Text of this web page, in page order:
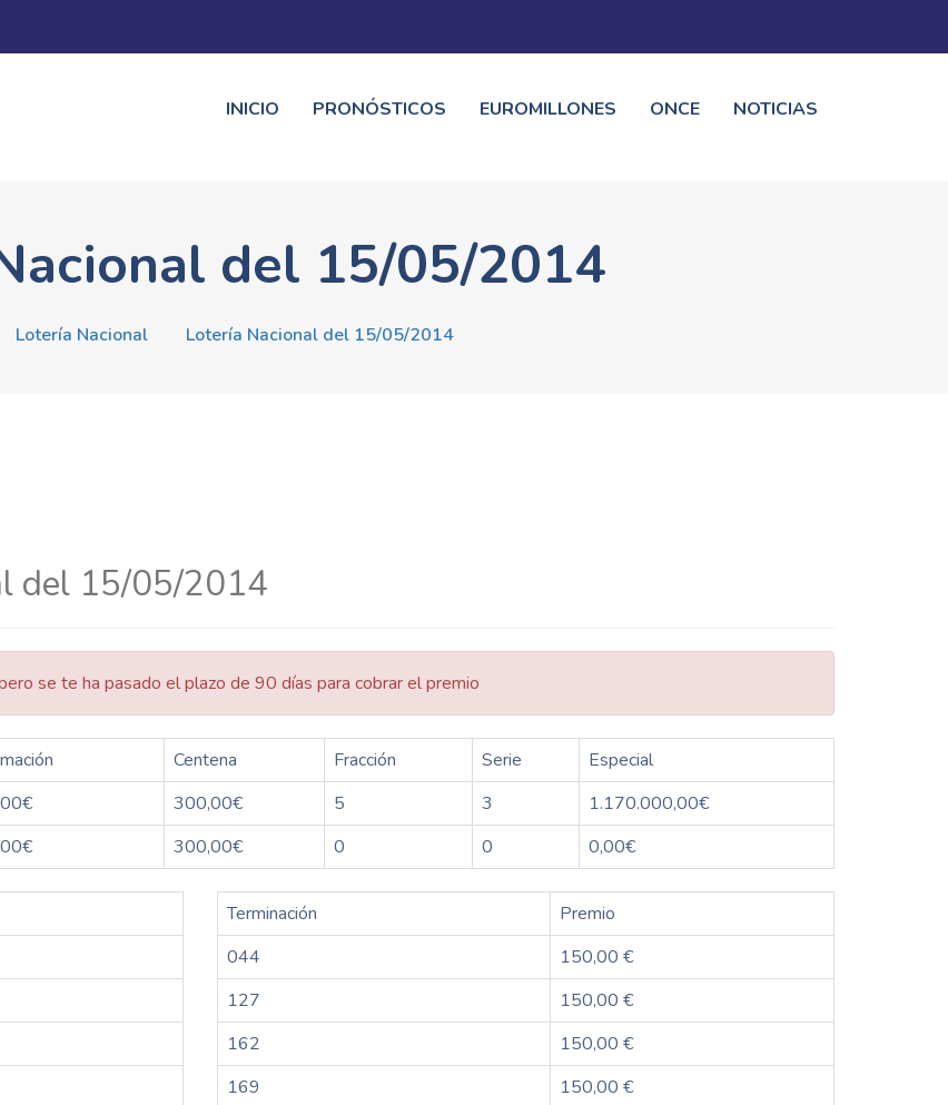
INICIO PRONÓSTICOS EUROMILLONES ONCE NOTICIAS
del 15/05/2014
Lotería Nacional Lotería Nacional del 15/05/2014
del 15/05/2014
se te ha pasado el plazo de 90 días para cobrar el premio
Centena Fracción Serie
Especial
300,00€ 5 3
1.170.000,00€
300,00€ 0 0 0,00€
Terminación
Premio
044
150,00 €
127
150,00 €
162
150,00 €
169
150,00 €